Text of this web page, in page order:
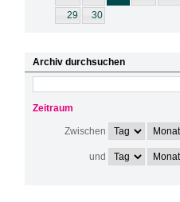
29
30
Archiv durchsuchen
Zeitraum
Zwischen
und